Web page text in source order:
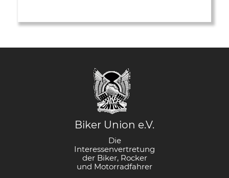
Biker Union e.V.
Die
Interessenvertretung
der Biker, Rocker
und Motorradfahrer